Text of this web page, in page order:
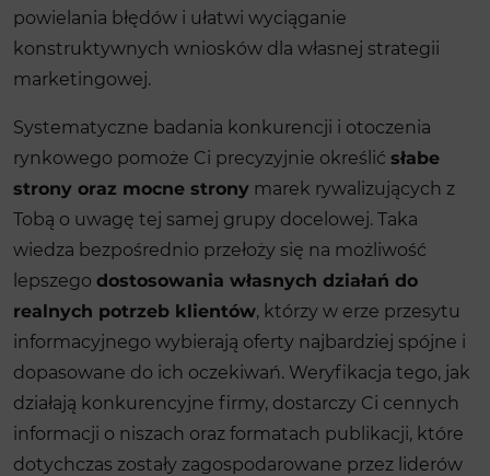
powielania błędów i ułatwi wyciąganie
konstruktywnych wniosków dla własnej strategii
marketingowej.
Systematyczne badania konkurencji i otoczenia
rynkowego pomoże Ci precyzyjnie określić słabe
strony oraz mocne strony marek rywalizujących z
Tobą o uwagę tej samej grupy docelowej. Taka
wiedza bezpośrednio przełoży się na możliwość
lepszego dostosowania własnych działań do
realnych potrzeb klientów, którzy w erze przesytu
informacyjnego wybierają oferty najbardziej spójne i
dopasowane do ich oczekiwań. Weryfikacja tego, jak
działają konkurencyjne firmy, dostarczy Ci cennych
informacji o niszach oraz formatach publikacji, które
dotychczas zostały zagospodarowane przez liderów